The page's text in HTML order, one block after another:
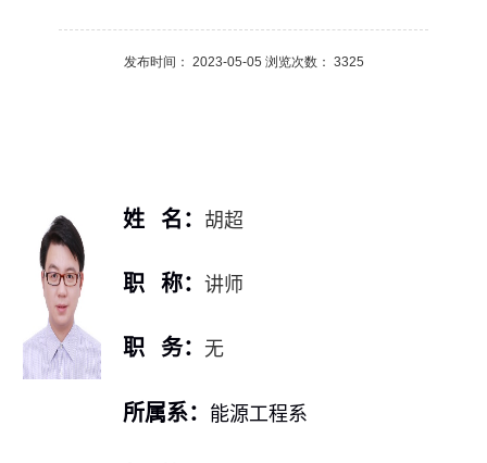
发布时间： 2023-05-05 浏览次数： 3325
姓 名： 胡超
职 称：讲师
职 务： 无
所属系： 能源工程系